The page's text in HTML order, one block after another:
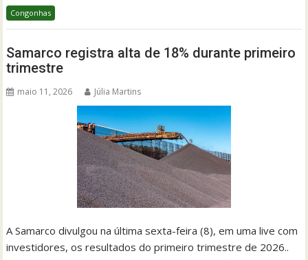
Congonhas
Samarco registra alta de 18% durante primeiro
trimestre
maio 11, 2026 Júlia Martins
A Samarco divulgou na última sexta-feira (8), em uma live com
investidores, os resultados do primeiro trimestre de 2026..